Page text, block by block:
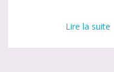
Lire la suite